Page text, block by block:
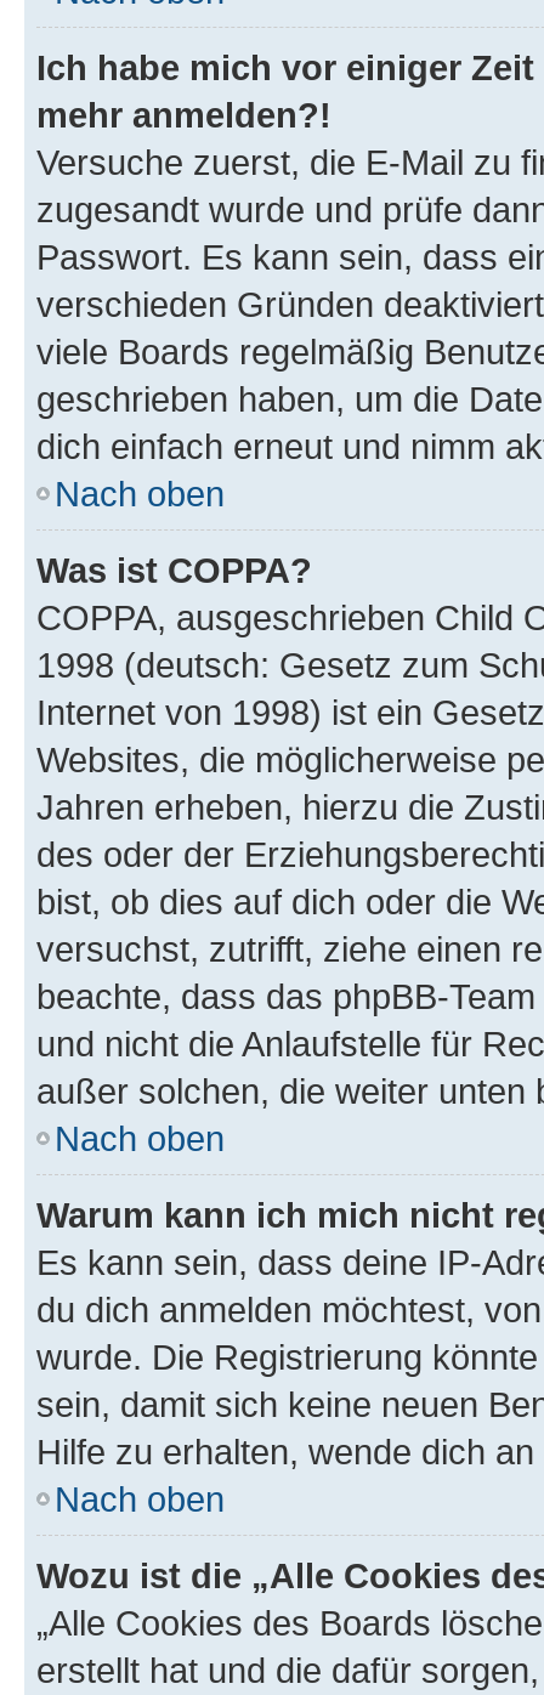
Ich habe mich vor einiger
mehr anmelden?!
Versuche zuerst, die E-Mail zu
zugesandt wurde und prüfe
Passwort. Es kann sein, dass
verschieden Gründen
viele Boards regelmäßig
geschrieben haben, um die
dich einfach erneut und nimm
Nach oben
Was ist COPPA?
COPPA, ausgeschrieben Child
1998 (deutsch: Gesetz zum
Internet von 1998) ist ein
Websites, die möglicherweise
Jahren erheben, hierzu die
des oder der
bist, ob dies auf dich oder die
versuchst, zutrifft, ziehe einen
beachte, dass das phpBB-
und nicht die Anlaufstelle für
außer solchen, die weiter unten
Nach oben
Warum kann ich mich nicht
Es kann sein, dass deine IP-
du dich anmelden möchtest,
wurde. Die Registrierung
sein, damit sich keine neuen
Hilfe zu erhalten, wende dich
Nach oben
Wozu ist die „Alle Cookies
„Alle Cookies des Boards
erstellt hat und die dafür